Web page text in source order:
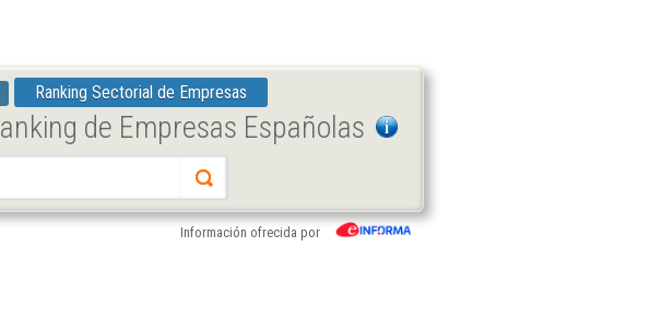
Ranking Sectorial de Empresas
de Empresas Españolas
Información ofrecida por